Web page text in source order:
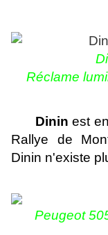
Réclame
Dinin est
Rallye de
Dinin n'existe
Peugeot